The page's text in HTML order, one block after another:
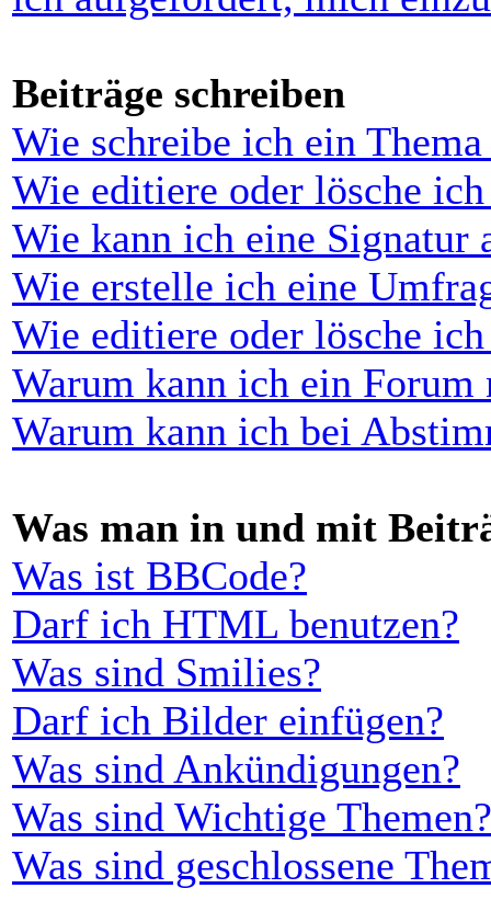
Beiträge schreiben
Wie schreibe ich ein
Wie editiere oder lösche
Wie kann ich eine Signatur
Wie erstelle ich eine
Wie editiere oder lösche
Warum kann ich ein Forum
Warum kann ich bei
Was man in und mit
Was ist BBCode?
Darf ich HTML benutzen?
Was sind Smilies?
Darf ich Bilder einfügen?
Was sind Ankündigungen?
Was sind Wichtige Themen?
Was sind geschlossene